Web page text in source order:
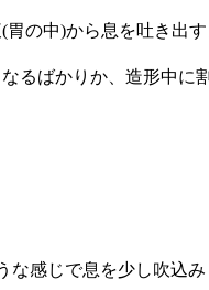
の中)から息を吐き出
るばかりか、造形中に
感じで息を少し吹込み